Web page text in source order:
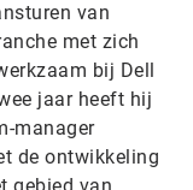
van
met zich
bij Dell
jaar heeft hij
manager
de ontwikkeling